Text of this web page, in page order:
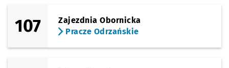
107
Zajezdnia Obornicka
Pracze Odrzańskie